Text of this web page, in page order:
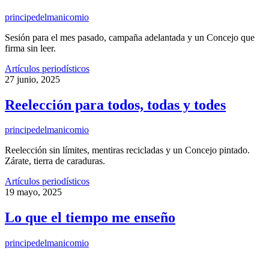
principedelmanicomio
Sesión para el mes pasado, campaña adelantada y un Concejo que
firma sin leer.
Artículos periodísticos
27 junio, 2025
Reelección para todos, todas y todes
principedelmanicomio
Reelección sin límites, mentiras recicladas y un Concejo pintado.
Zárate, tierra de caraduras.
Artículos periodísticos
19 mayo, 2025
Lo que el tiempo me enseño
principedelmanicomio